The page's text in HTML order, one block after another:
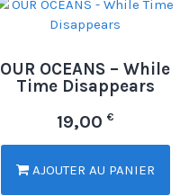
OUR OCEANS – While
Time Disappears
19,00 €
AJOUTER AU PANIER